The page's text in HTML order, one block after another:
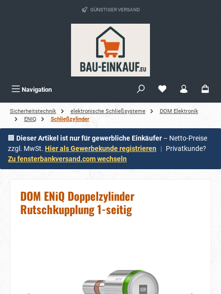
GÜNSTIGER VERSAND
Navigation
Sicherheitstechnik elektronische Schließsysteme
DOM Elektronik
ENIQ
Schließzylinder
🏢 Dieser Artikel ist nur für gewerbliche Einkäufer – Netto-Preise
zzgl. MwSt. Hier als Gewerbekunde registrieren | Privatkunde?
Zu fensterbankversand.com wechseln
DOM ENiQ Doppelzylinder
Rutschkupplung 1-seitig